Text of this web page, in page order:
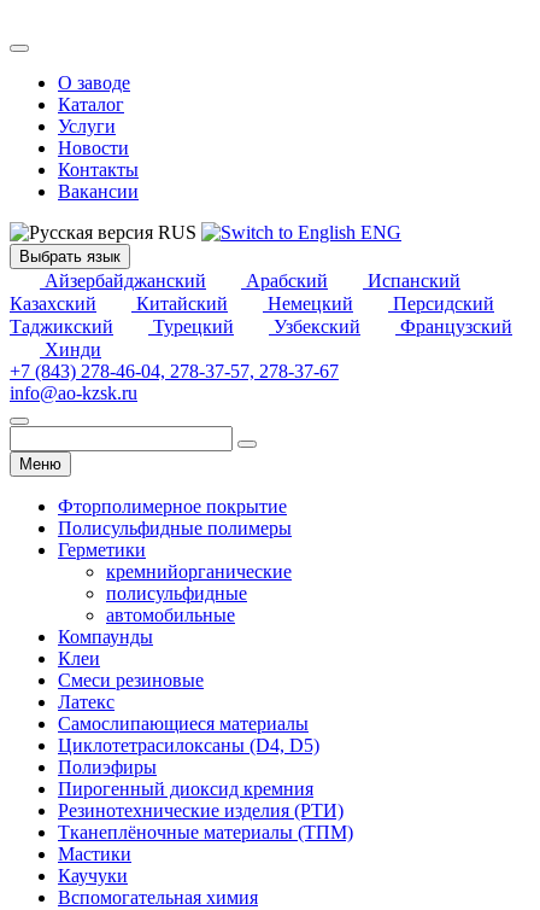
О заводе
Каталог
Услуги
Новости
Контакты
Вакансии
RUS
ENG
Выбрать язык
Айзербайджанский Арабский
Испанский
Казахский
Китайский Немецкий
Персидский
Таджикский
Турецкий Узбекский
Французский
Хинди
+7 (843) 278-46-04, 278-37-57, 278-37-67
info@ao-kzsk.ru
Меню
Фторполимерное покрытие
Полисульфидные полимеры
Герметики
кремнийорганические
полисульфидные
автомобильные
Компаунды
Клеи
Смеси резиновые
Латекс
Самослипающиеся материалы
Циклотетрасилоксаны (D4, D5)
Полиэфиры
Пирогенный диоксид кремния
Резинотехнические изделия (РТИ)
Тканеплёночные материалы (ТПМ)
Мастики
Каучуки
Вспомогательная химия